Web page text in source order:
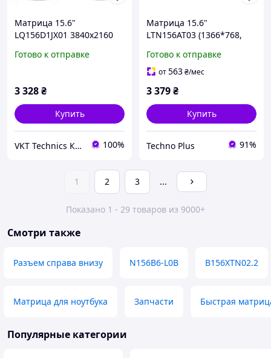
Матрица 15.6"
LQ156D1JX01 3840x2160
100% RGB глянец
Готово к отправке
3 328₴
Купить
VKT Technics Комп'ютерна техніка з Європи 100%
Матрица 15.6"
LTN156AT03 (1366*768,
Матова) без кріплень
Готово к отправке
от563₴/мес
3 379₴
Купить
Techno Plus 91%
1 2 3 ...
Показано 1 - 29 товаров из 9000+
Смотри также
Разъем справа внизу N156B6-L0B B156XTN02.2
Матрица для ноутбука Запчаcти Быстрая
Популярные категории